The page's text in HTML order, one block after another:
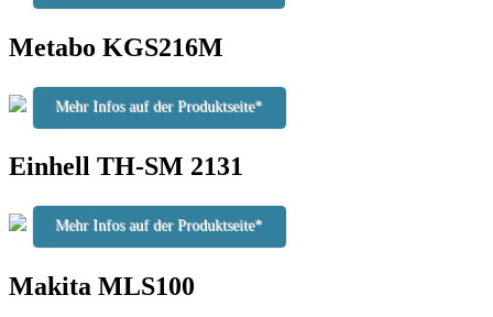
Metabo KGS216M
Mehr Infos auf der Produktseite*
Einhell TH-SM 2131
Mehr Infos auf der Produktseite*
Makita MLS100